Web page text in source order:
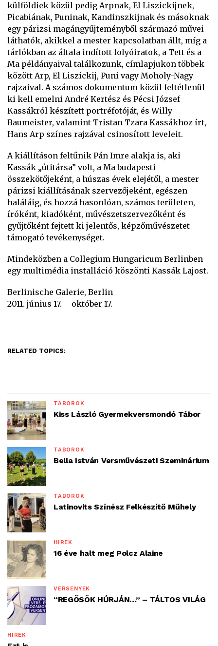
külföldiek közül pedig Arpnak, El Liszickijnek,
Picabiának, Puninak, Kandinszkijnak és másoknak
egy párizsi magángyűjteményből származó művei
láthatók, akikkel a mester kapcsolatban állt, míg a
tárlókban az általa indított folyóiratok, a Tett és a
Ma példányaival találkozunk, címlapjukon többek
között Arp, El Liszickij, Puni vagy Moholy-Nagy
rajzaival. A számos dokumentum közül feltétlenül
ki kell emelni André Kertész és Pécsi József
Kassákról készített portréfotóját, és Willy
Baumeister, valamint Tristan Tzara Kassákhoz írt,
Hans Arp színes rajzával csinosított leveleit.
A kiállításon feltűnik Pán Imre alakja is, aki
Kassák „útitársa” volt, a Ma budapesti
összekötőjeként, a húszas évek elejétől, a mester
párizsi kiállításának szervezőjeként, egészen
haláláig, és hozzá hasonlóan, számos területen,
íróként, kiadóként, művészetszervezőként és
gyűjtőként fejtett ki jelentős, képzőművészetet
támogató tevékenységet.
Mindeközben a Collegium Hungaricum Berlinben
egy multimédia installáció köszönti Kassák Lajost.
Berlinische Galerie, Berlin
2011. június 17. – október 17.
RELATED TOPICS:
TÁBOROK
Kiss László Gyermekversmondó Tábor
TÁBOROK
Bella István Versművészeti Szeminárium
TÁBOROK
Latinovits Színész Felkészítő Műhely
HÍREK
16 éve halt meg Polcz Alaine
VERSENYEK
“REGÖSÖK HÚRJÁN…” – TÁLTOS VILÁG
HÍREK